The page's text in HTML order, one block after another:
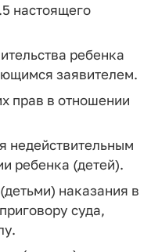
настоящего
ребенка
заявителем.
прав в отношении
недействительным
ребенка (детей).
наказания в
суда,